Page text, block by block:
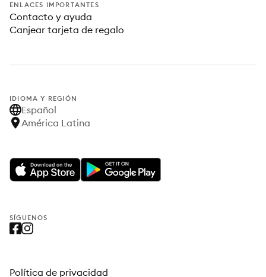
ENLACES IMPORTANTES
Contacto y ayuda
Canjear tarjeta de regalo
IDIOMA Y REGIÓN
Español
América Latina
SÍGUENOS
Política de privacidad